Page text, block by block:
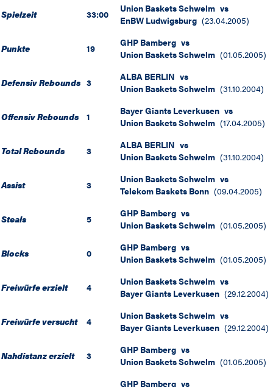
Spielzeit 33:00 Union Baskets Schwelm vs
EnBW Ludwigsburg (23.04.2005)
Punkte 19 GHP Bamberg vs
Union Baskets Schwelm (01.05.2005)
Defensiv Rebounds 3 ALBA BERLIN vs
Union Baskets Schwelm (31.10.2004)
Offensiv Rebounds 1 Bayer Giants Leverkusen vs
Union Baskets Schwelm (17.04.2005)
Total Rebounds 3 ALBA BERLIN vs
Union Baskets Schwelm (31.10.2004)
Assist 3 Union Baskets Schwelm vs
Telekom Baskets Bonn (09.04.2005)
Steals 5 GHP Bamberg vs
Union Baskets Schwelm (01.05.2005)
Blocks 0 GHP Bamberg vs
Union Baskets Schwelm (01.05.2005)
Freiwürfe erzielt 4 Union Baskets Schwelm vs
Bayer Giants Leverkusen (29.12.2004)
Freiwürfe versucht 4 Union Baskets Schwelm vs
Bayer Giants Leverkusen (29.12.2004)
Nahdistanz erzielt 3 GHP Bamberg vs
Union Baskets Schwelm (01.05.2005)
GHP Bamberg vs